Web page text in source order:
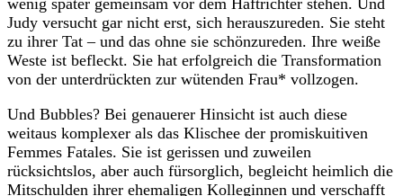
wenig später gemeinsam vor dem Haftrichter stehen. Und
Judy versucht gar nicht erst, sich herauszureden. Sie steht
zu ihrer Tat – und das ohne sie schönzureden. Ihre weiße
Weste ist befleckt. Sie hat erfolgreich die Transformation
von der unterdrückten zur wütenden Frau* vollzogen.
Und Bubbles? Bei genauerer Hinsicht ist auch diese
weitaus komplexer als das Klischee der promiskuitiven
Femmes Fatales. Sie ist gerissen und zuweilen
rücksichtslos, aber auch fürsorglich, begleicht heimlich die
Mitschulden ihrer ehemaligen Kolleginnen und verschafft